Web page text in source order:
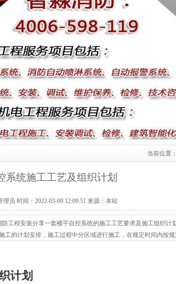
当前位置：
系统施工工艺及组织计划
员 时间：2022-03-09 12:09:51 来源：本站
工程安装分享一套楼宇自控系统的施工工艺要求及施工组织计
工的计划安排，施工过程中分区域进行施工，在规定时间内按
计划